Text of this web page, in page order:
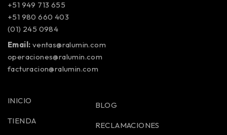
+51 949 713 655
+51 980 660 403
(01) 245 0984
Email: ventas@ralumin.com
operaciones@ralumin.com
facturacion@ralumin.com
INICIO
TIENDA
BLOG
RECLAMACIONES